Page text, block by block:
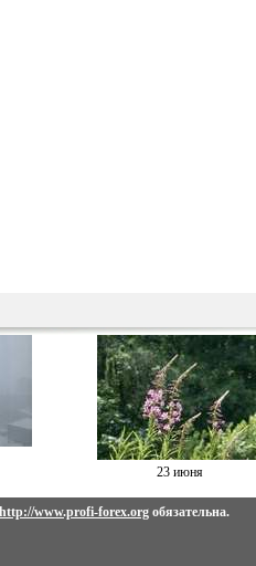
23 июня
http://www.profi-forex.orgобязательна.